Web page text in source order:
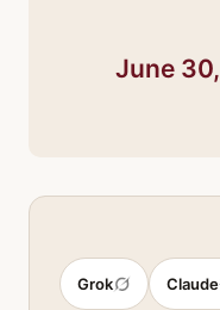
June 30,
Claude
Grok